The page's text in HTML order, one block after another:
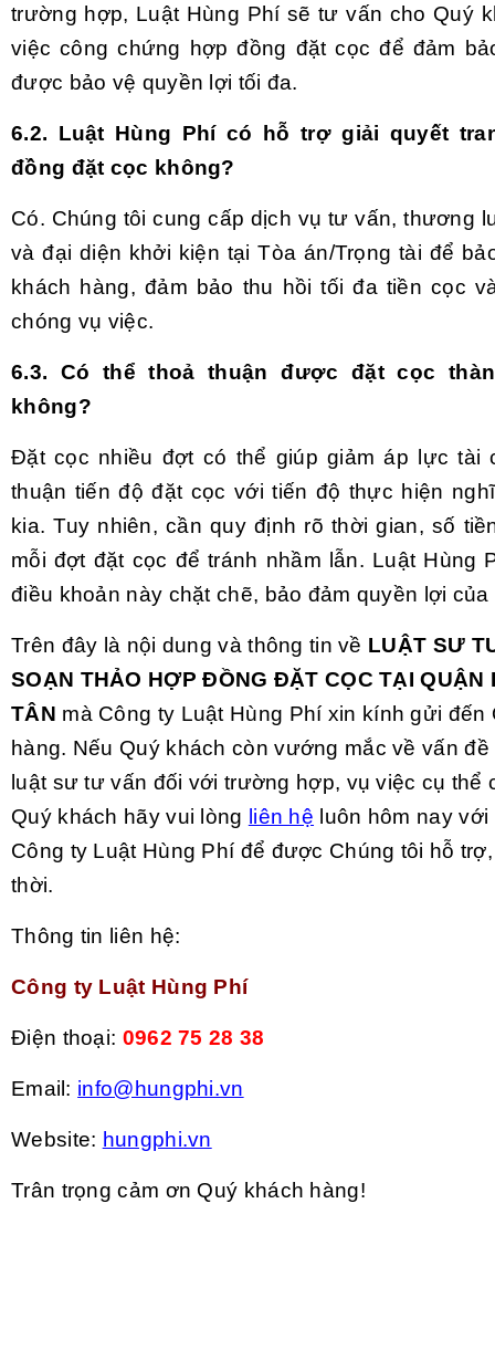
trường hợp, Luật Hùng Phí sẽ tư vấn cho Quý
việc công chứng hợp đồng đặt cọc để đảm
được bảo vệ quyền lợi tối đa.
6.2. Luật Hùng Phí có hỗ trợ giải quyết
đồng đặt cọc không?
Có. Chúng tôi cung cấp dịch vụ tư vấn, thương
và đại diện khởi kiện tại Tòa án/Trọng tài để
khách hàng, đảm bảo thu hồi tối đa tiền cọc
chóng vụ việc.
6.3. Có thể thoả thuận được đặt cọc
không?
Đặt cọc nhiều đợt có thể giúp giảm áp lực tài
thuận tiến độ đặt cọc với tiến độ thực hiện
kia. Tuy nhiên, cần quy định rõ thời gian, số
mỗi đợt đặt cọc để tránh nhầm lẫn. Luật Hùng
điều khoản này chặt chẽ, bảo đảm quyền lợi của
Trên đây là nội dung và thông tin về LUẬT SƯ
SOẠN THẢO HỢP ĐỒNG ĐẶT CỌC TẠI QUẬN
TÂN mà Công ty Luật Hùng Phí xin kính gửi đến
hàng. Nếu Quý khách còn vướng mắc về vấn
luật sư tư vấn đối với trường hợp, vụ việc cụ thể
Quý khách hãy vui lòng liên hệ luôn hôm nay
Công ty Luật Hùng Phí để được Chúng tôi hỗ
thời.
Thông tin liên hệ:
Công ty Luật Hùng Phí
Điện thoại: 0962 75 28 38
Email: info@hungphi.vn
Website: hungphi.vn
Trân trọng cảm ơn Quý khách hàng!